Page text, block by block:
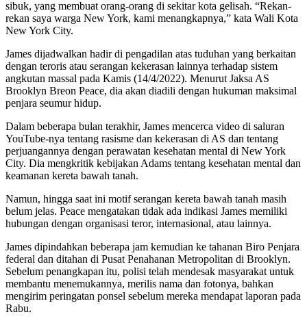
sibuk, yang membuat orang-orang di sekitar kota gelisah. “Rekan-
rekan saya warga New York, kami menangkapnya,” kata Wali Kota
New York City.
James dijadwalkan hadir di pengadilan atas tuduhan yang berkaitan
dengan teroris atau serangan kekerasan lainnya terhadap sistem
angkutan massal pada Kamis (14/4/2022). Menurut Jaksa AS
Brooklyn Breon Peace, dia akan diadili dengan hukuman maksimal
penjara seumur hidup.
Dalam beberapa bulan terakhir, James mencerca video di saluran
YouTube-nya tentang rasisme dan kekerasan di AS dan tentang
perjuangannya dengan perawatan kesehatan mental di New York
City. Dia mengkritik kebijakan Adams tentang kesehatan mental dan
keamanan kereta bawah tanah.
Namun, hingga saat ini motif serangan kereta bawah tanah masih
belum jelas. Peace mengatakan tidak ada indikasi James memiliki
hubungan dengan organisasi teror, internasional, atau lainnya.
James dipindahkan beberapa jam kemudian ke tahanan Biro Penjara
federal dan ditahan di Pusat Penahanan Metropolitan di Brooklyn.
Sebelum penangkapan itu, polisi telah mendesak masyarakat untuk
membantu menemukannya, merilis nama dan fotonya, bahkan
mengirim peringatan ponsel sebelum mereka mendapat laporan pada
Rabu.